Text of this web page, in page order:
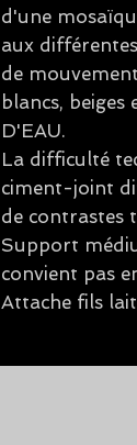
d'une
aux
de
blancs,
D'EAU.
La difficulté
ciment-joint
de contrastes
Support
convient pas
Attache fils